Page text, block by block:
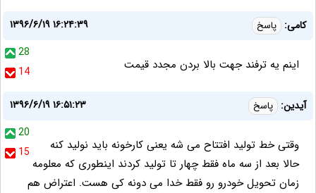
کامی: پاسخ
۱۳۹۶/۶/۱۹ ۱۶:۲۴:۳۹
28
14
اینم یه ترفند جهت بالا بردن مجدد قیمت
آیدین: پاسخ
۱۳۹۶/۶/۱۹ ۱۶:۵۱:۲۳
20
15
وقتی خط تولید افتتاح می شه یعنی کارخونه باید نولید کنه
حالا بعد از سه ماه فقط چهار تا تولید کردند اینطوری که معلومه
زمان تحویل خودرو رو فقط خدا می دونه کی هست. اعتراض هم